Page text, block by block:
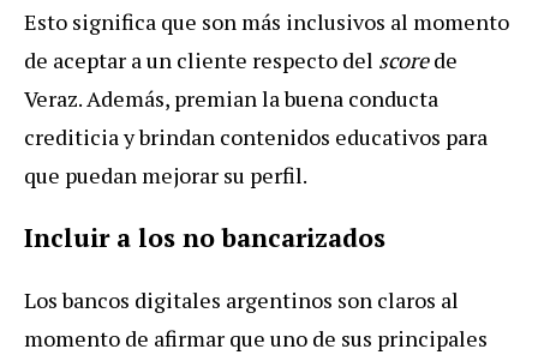
Esto significa que son más inclusivos al momento
de aceptar a un cliente respecto del scorede
Veraz. Además, premian la buena conducta
crediticia y brindan contenidos educativos para
que puedan mejorar su perfil.
Incluir a los no bancarizados
Los bancos digitales argentinos son claros al
momento de afirmar que uno de sus principales